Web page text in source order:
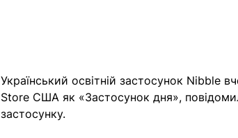
Український освітній застосунок Nibble
Store США як «Застосунок дня»,
застосунку.